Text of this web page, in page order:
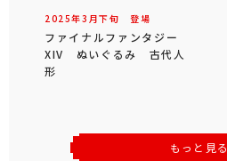
2025年3 月下旬 登場
ファイナルファンタジー
XIV ぬいぐるみ 古代人
形
もっと見る